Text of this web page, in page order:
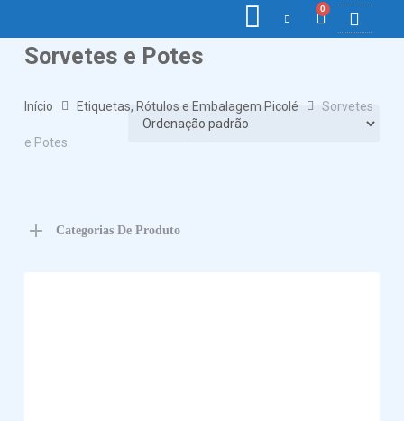
0
Sorvetes e Potes
Início Etiquetas, Rótulos e Embalagem Picolé Sorvetes
e Potes
Categorias De Produto